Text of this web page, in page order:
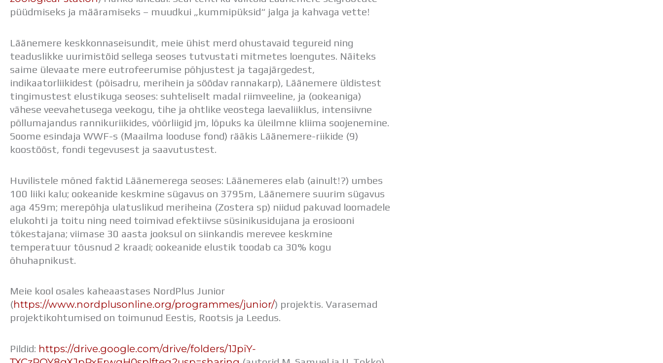
püüdmiseks ja määramiseks – muudkui „kummipüksid“ jalga ja kahvaga vette!
Läänemere keskkonnaseisundit, meie ühist merd ohustavaid tegureid ning
teaduslikke uurimistöid sellega seoses tutvustati mitmetes loengutes. Näiteks
saime ülevaate mere eutrofeerumise põhjustest ja tagajärgedest,
indikaatorliikidest (põisadru, merihein ja söödav rannakarp), Läänemere üldistest
tingimustest elustikuga seoses: suhteliselt madal riimveeline, ja (ookeaniga)
vähese veevahetusega veekogu, tihe ja ohtlike veostega laevaliiklus, intensiivne
põllumajandus rannikuriikides, võõrliigid jm, lõpuks ka üleilmne kliima soojenemine.
Soome esindaja WWF-s (Maailma looduse fond) rääkis Läänemere-riikide (9)
koostööst, fondi tegevusest ja saavutustest.
Huvilistele mõned faktid Läänemerega seoses: Läänemeres elab (ainult!?) umbes
100 liiki kalu; ookeanide keskmine sügavus on 3795m, Läänemere suurim sügavus
aga 459m; merepõhja ulatuslikud meriheina (Zostera sp) niidud pakuvad loomadele
elukohti ja toitu ning need toimivad efektiivse süsinikusidujana ja erosiooni
tõkestajana; viimase 30 aasta jooksul on siinkandis merevee keskmine
temperatuur tõusnud 2 kraadi; ookeanide elustik toodab ca 30% kogu
õhuhapnikust.
Meie kool osales kaheaastases NordPlus Junior
(https://www.nordplusonline.org/programmes/junior/) projektis. Varasemad
projektikohtumised on toimunud Eestis, Rootsis ja Leedus.
Pildid: https://drive.google.com/drive/folders/1JpiY-